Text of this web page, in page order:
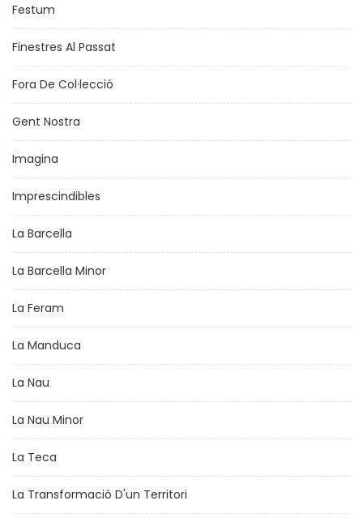
Festum
Finestres Al Passat
Fora De Col·lecció
Gent Nostra
Imagina
Imprescindibles
La Barcella
La Barcella Minor
La Feram
La Manduca
La Nau
La Nau Minor
La Teca
La Transformació D'un Territori